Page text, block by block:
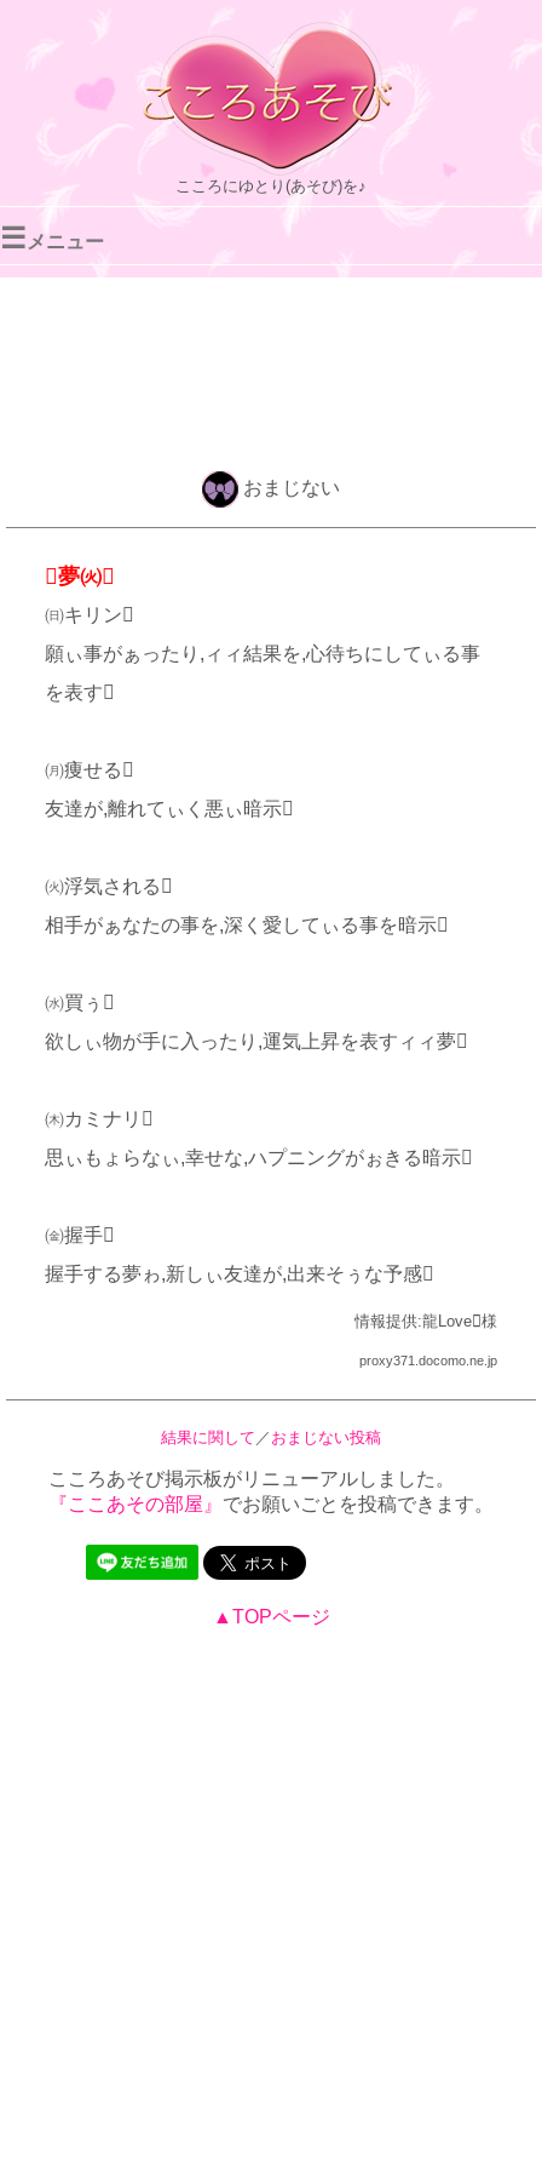
こころにゆとり(あそび)を♪
☰ メニュー
おまじない
夢㈫
㈰キリン
願ぃ事がぁったり,ィィ結果を,心待ちにしてぃる事
を表す
㈪痩せる
友達が,離れてぃく悪ぃ暗示
㈫浮気される
相手がぁなたの事を,深く愛してぃる事を暗示
㈬買ぅ
欲しぃ物が手に入ったり,運気上昇を表すィィ夢
㈭カミナリ
思ぃもょらなぃ,幸せな,ハプニングがぉきる暗示
㈮握手
握手する夢ゎ,新しぃ友達が,出来そぅな予感
情報提供:龍Love様
proxy371.docomo.ne.jp
結果に関して ／ おまじない投稿
こころあそび掲示板がリニューアルしました。
『ここあその部屋』 でお願いごとを投稿できます。
▲TOPページ